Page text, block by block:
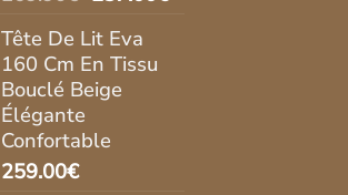
initial
était :
269.90€.
Tête De Lit Eva
160 Cm En Tissu
Bouclé Beige
Élégante
Confortable
259.00€